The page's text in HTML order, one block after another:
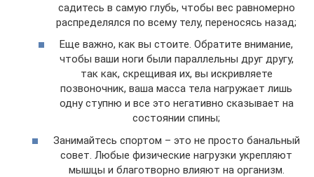
садитесь в самую глубь, чтобы вес равномерно
распределялся по всему телу, переносясь назад;
Еще важно, как вы стоите. Обратите внимание,
чтобы ваши ноги были параллельны друг другу,
так как, скрещивая их, вы искривляете
позвоночник, ваша масса тела нагружает лишь
одну ступню и все это негативно сказывает на
состоянии спины;
Занимайтесь спортом – это не просто банальный
совет. Любые физические нагрузки укрепляют
мышцы и благотворно влияют на организм.